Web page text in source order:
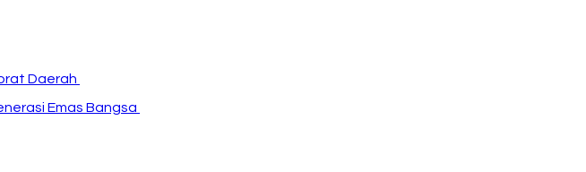
Daerah
Emas Bangsa